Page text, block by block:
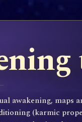
awakening, maps
(karmic